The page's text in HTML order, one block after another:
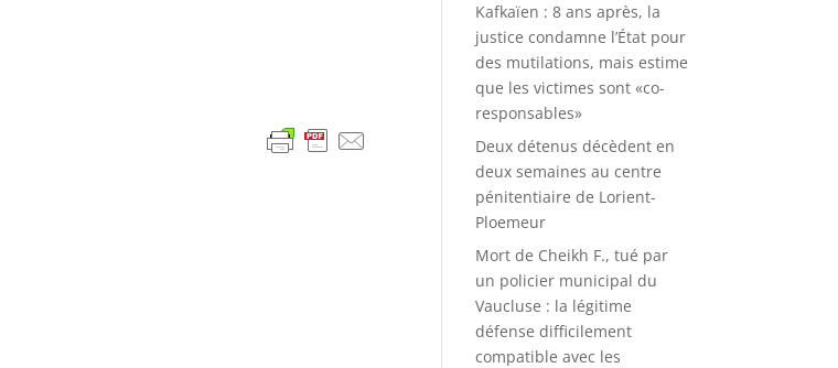
Kafkaïen : 8 ans après, la
justice condamne l’État pour
des mutilations, mais estime
que les victimes sont «co-
responsables»
Deux détenus décèdent en
deux semaines au centre
pénitentiaire de Lorient-
Ploemeur
Mort de Cheikh F., tué par
un policier municipal du
Vaucluse : la légitime
défense difficilement
compatible avec les